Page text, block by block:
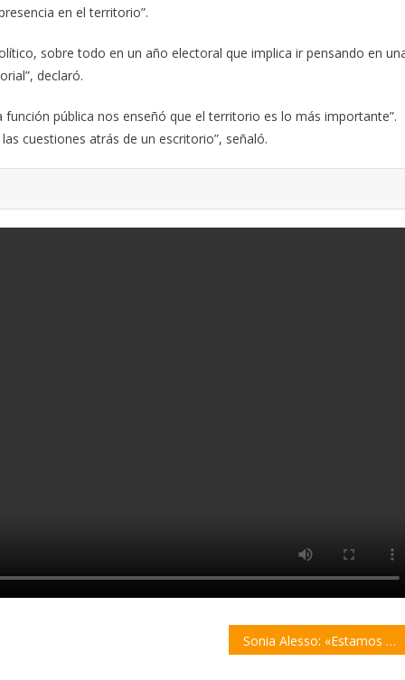
en el territorio”.
sobre todo en un año electoral que implica ir pensando en
declaró.
pública nos enseñó que el territorio es lo más importante”.
cuestiones atrás de un escritorio”, señaló.
Sonia Alesso: «Estamos muy preocupados por la segunda ola de contagios»